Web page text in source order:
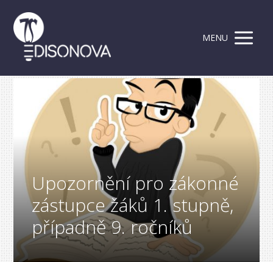
MENU
Upozornění pro zákonné
zástupce žáků 1. stupně,
případně 9. ročníků